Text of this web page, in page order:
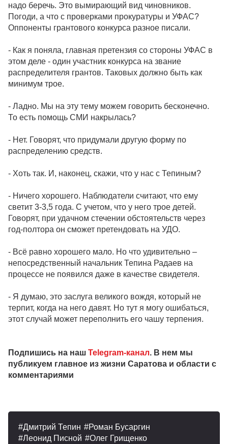
надо беречь. Это вымирающий вид чиновников.
Погоди, а что с проверками прокуратуры и УФАС?
Оппоненты грантового конкурса разное писали.
- Как я поняла, главная претензия со стороны УФАС в
этом деле - один участник конкурса на звание
распределителя грантов. Таковых должно быть как
минимум трое.
- Ладно. Мы на эту тему можем говорить бесконечно.
То есть помощь СМИ накрылась?
- Нет. Говорят, что придумали другую форму по
распределению средств.
- Хоть так. И, наконец, скажи, что у нас с Тепиным?
- Ничего хорошего. Наблюдатели считают, что ему
светит 3-3,5 года. С учетом, что у него трое детей.
Говорят, при удачном стечении обстоятельств через
год-полтора он сможет претендовать на УДО.
- Всё равно хорошего мало. Но что удивительно –
непосредственный начальник Тепина Радаев на
процессе не появился даже в качестве свидетеля.
- Я думаю, это заслуга великого вождя, который не
терпит, когда на него давят. Но тут я могу ошибаться,
этот случай может переполнить его чашу терпения.
Подпишись на наш Telegram-канал. В нем мы
публикуем главное из жизни Саратова и области с
комментариями
Дмитрий Тепин
Роман Бусаргин
Леонид Писной
Олег Грищенко